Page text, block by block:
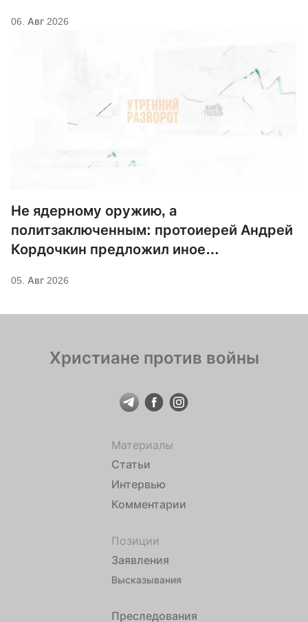
06. Авг 2026
Не ядерному оружию, а
политзаключенным: протоиерей Андрей
Кордочкин предложил иное
Саровского
05. Авг 2026
Христиане против войны
Материалы
Статьи
Интервью
Комментарии
Позиции
Заявления
Высказывания
Преследования